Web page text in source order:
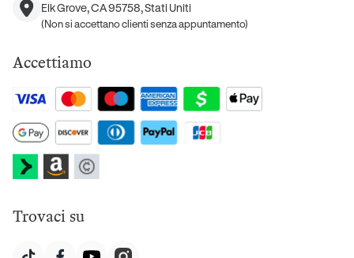
Elk Grove, CA 95758, Stati Uniti
(Non si accettano clienti senza appuntamento)
Accettiamo
Trovaci su